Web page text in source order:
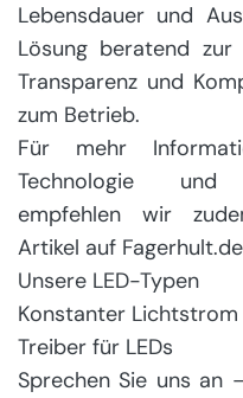
Lebensdauer und
Lösung beratend
Transparenz und
zum Betrieb.
Für mehr
Technologie und
empfehlen wir
Artikel auf
Unsere LED-Typen
Konstanter Lichtstrom
Treiber für LEDs
Sprechen Sie uns an